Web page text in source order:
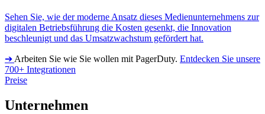
Sehen Sie, wie der moderne Ansatz dieses Medienunternehmens zur
digitalen Betriebsführung die Kosten gesenkt, die Innovation
beschleunigt und das Umsatzwachstum gefördert hat.
➔ Arbeiten Sie wie Sie wollen mit PagerDuty. Entdecken Sie unsere
700+ Integrationen
Preise
Unternehmen